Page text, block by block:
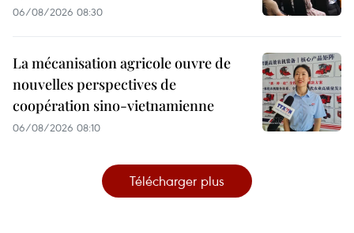
06/08/2026 08:30
La mécanisation agricole ouvre de
nouvelles perspectives de
coopération sino-vietnamienne
06/08/2026 08:10
Télécharger plus